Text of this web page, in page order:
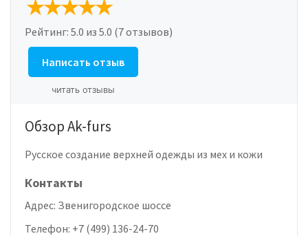
Рейтинг: 5.0 из 5.0 (7 отзывов)
Написать отзыв
читать отзывы
Обзор Ak-furs
Русское создание верхней одежды из мех и кожи
Контакты
Адрес: Звенигородское шоссе
Телефон: +7 (499) 136-24-70